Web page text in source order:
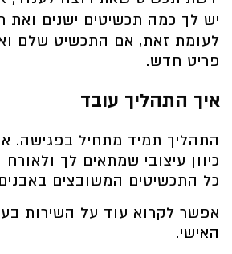
יש לך כמה תכשיטים ישנים
לעומת זאת, אם התכשיט שלם
פריט חדש.
איך התהליך עובד
התהליך תמיד מתחיל בפגישה.
כיוון עיצובי שמתאים לך
כל התכשיטים המשובצים
אפשר לקרוא עוד על השירות
האישי.